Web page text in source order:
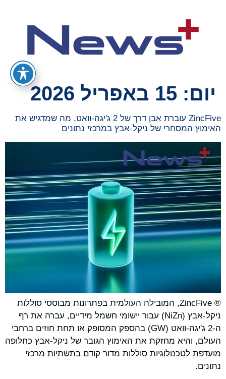
יום: 15 באפריל 2026
ZincFive עוברת אבן דרך של 2 ג'יגה-וואט, מה שמדגיש את
האימוץ המסחרי של ניקל-אבץ במרכזי נתונים
® ZincFive, המובילה העולמית בפתרונות מבוססי סוללות
ניקל-אבץ (NiZn) עבור יישומי חשמל מידיים, עברה את רף
ה-2 ג'יגה-וואט (GW) בהספק המסופק או תחת חוזים ברחבי
העולם, והיא מחזקת את האימוץ הגובר של ניקל-אבץ כחלופה
מועדפת לטכנולוגיות סוללות מדור קודם בתשתיות מרכזי
נתונים.